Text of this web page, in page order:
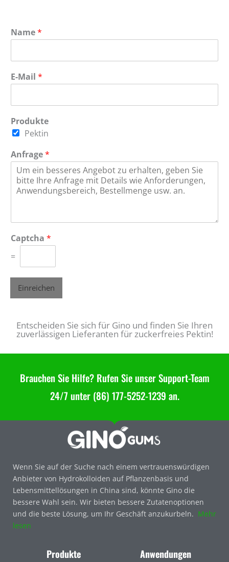
Name*
E-Mail *
Produkte
Pektin
Anfrage*
Captcha *
=
Einreichen
Entscheiden Sie sich für Gino und finden Sie Ihren
zuverlässigen Lieferanten für zuckerfreies Pektin!
Brauchen Sie Hilfe? Rufen Sie unser Support-Team
24/7 unter (86) 177-5252-1239 an.
Wenn Sie auf der Suche nach einem vertrauenswürdigen
Anbieter von Hydrokolloiden auf Pflanzenbasis und
Lebensmittellösungen in China sind, könnte Gino die
bessere Wahl sein. Wir bieten bessere Zutatenoptionen
und die beste Lösung, um Ihr Geschäft anzukurbeln. Mehr
lesen
Produkte Anwendungen